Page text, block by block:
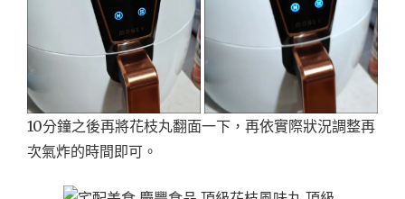
10分鐘之後再將花枝丸翻面一下，再依實際狀況調整再
次氣炸的時間即可。